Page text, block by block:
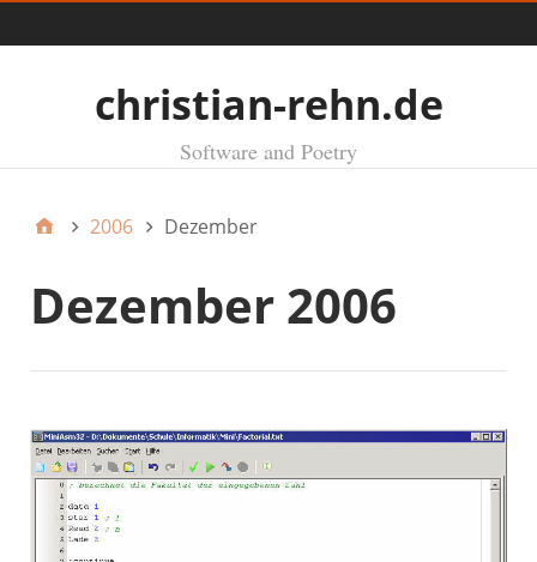
christian-rehn.de
Software and Poetry
2006 Dezember
Dezember 2006